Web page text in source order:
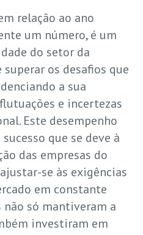
relação ao ano
um número, é um
do setor da
os desafios que
a sua
e incertezas
Este desempenho
que se deve à
das empresas do
se às exigências
em constante
não só mantiveram a
investiram em